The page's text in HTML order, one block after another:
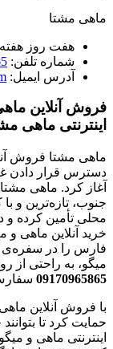
ماهی مشتا
هفت روز هفته ، 24 ساعت شبانه‌روز پاسخگوی شما
شماره تلفن:
آدرس ایمیل:
فروش آنلاین
اینترنتی ماهی
ماهی مشتا فروش
دسترس قرار دادن
آغاز کرد. ماهی
جنوب، تازه‌ترین و
محلی تأمین کرده و
خرید آنلاین ماهی و
فارس را در سفره‌ی
میگو، به راحتی از
09170965865
با فروش آنلاین
حمایت کرد تا
اینترنتی ماهی و